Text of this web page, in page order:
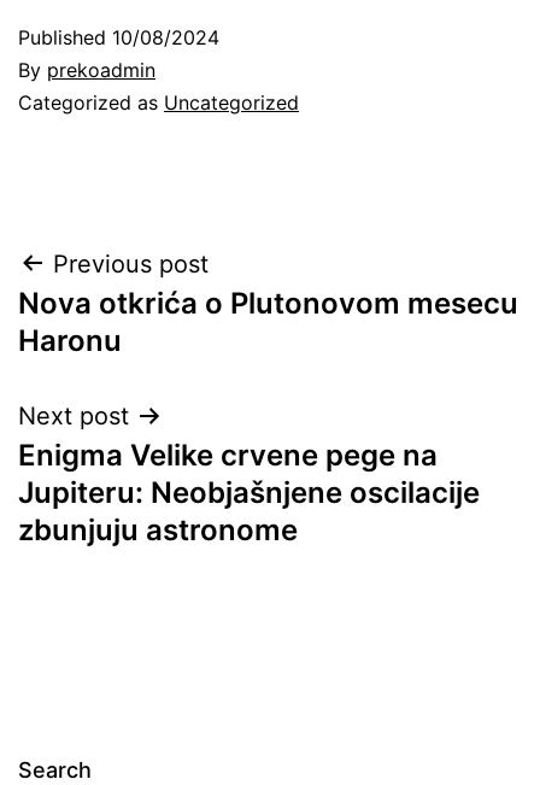
Published 10/08/2024
By prekoadmin
Categorized as Uncategorized
Post
navigation
Previous post
Nova otkrića o Plutonovom mesecu
Haronu
Next post
Enigma Velike crvene pege na
Jupiteru: Neobjašnjene oscilacije
zbunjuju astronome
Search